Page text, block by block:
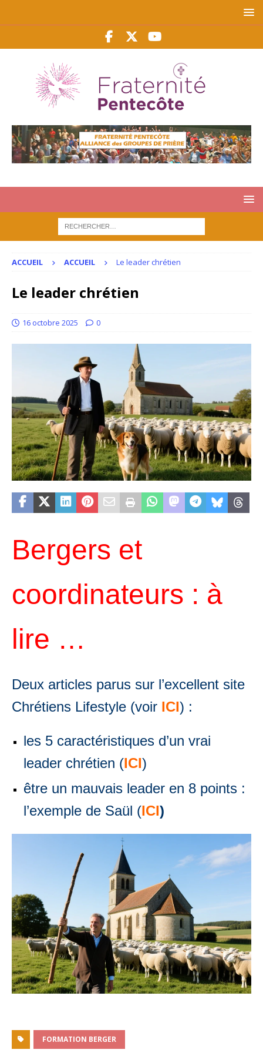
ACCUEIL ACCUEIL Le leader chrétien
Le leader chrétien
16 octobre 2025 0
Bergers et
coordinateurs : à
lire …
Deux articles parus sur l’excellent site
Chrétiens Lifestyle (voir ICI) :
les 5 caractéristiques d’un vrai
leader chrétien (ICI)
être un mauvais leader en 8 points :
l’exemple de Saül (ICI)
FORMATION BERGER